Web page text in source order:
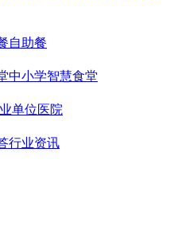
自助餐
中小学智慧食堂
单位医院
行业资讯